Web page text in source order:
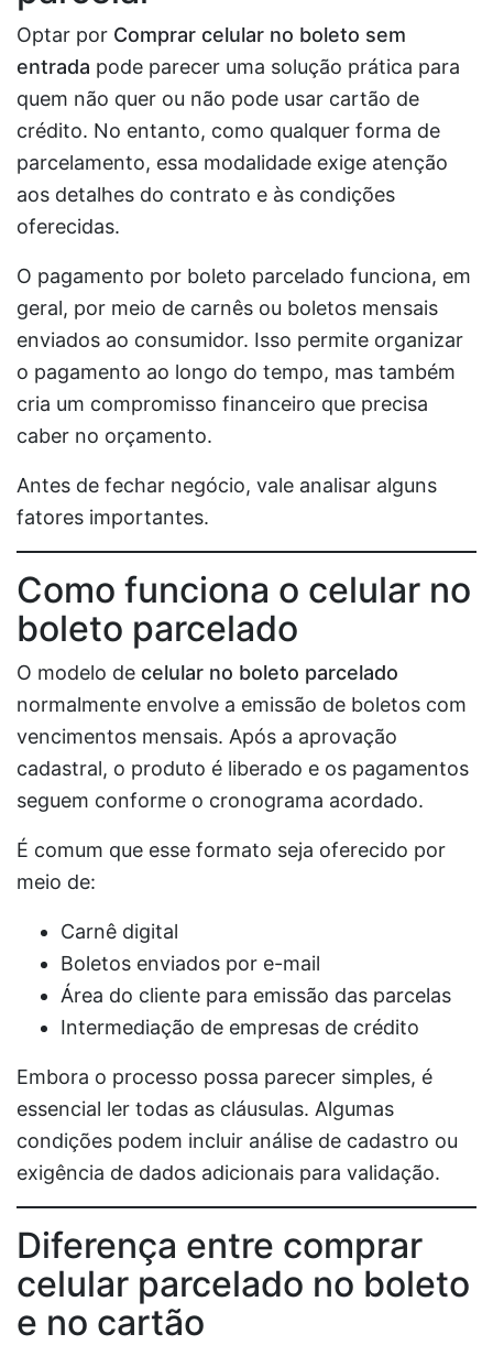
Optar por Comprar celular no boleto sem
entrada pode parecer uma solução prática para
quem não quer ou não pode usar cartão de
crédito. No entanto, como qualquer forma de
parcelamento, essa modalidade exige atenção
aos detalhes do contrato e às condições
oferecidas.
O pagamento por boleto parcelado funciona, em
geral, por meio de carnês ou boletos mensais
enviados ao consumidor. Isso permite organizar
o pagamento ao longo do tempo, mas também
cria um compromisso financeiro que precisa
caber no orçamento.
Antes de fechar negócio, vale analisar alguns
fatores importantes.
Como funciona o celular no
boleto parcelado
O modelo de celular no boleto parcelado
normalmente envolve a emissão de boletos com
vencimentos mensais. Após a aprovação
cadastral, o produto é liberado e os pagamentos
seguem conforme o cronograma acordado.
É comum que esse formato seja oferecido por
meio de:
Carnê digital
Boletos enviados por e-mail
Área do cliente para emissão das parcelas
Intermediação de empresas de crédito
Embora o processo possa parecer simples, é
essencial ler todas as cláusulas. Algumas
condições podem incluir análise de cadastro ou
exigência de dados adicionais para validação.
Diferença entre comprar
celular parcelado no boleto
e no cartão